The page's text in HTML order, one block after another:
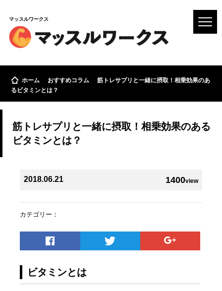
マッスルワークス
ホーム おすすめコラム
筋トレサプリと一緒に摂取！相乗効果のあ
るビタミンとは？
筋トレサプリと一緒に摂取！相乗効果のある
ビタミンとは？
1400view
2018.06.21
カテゴリー：
ビタミンとは